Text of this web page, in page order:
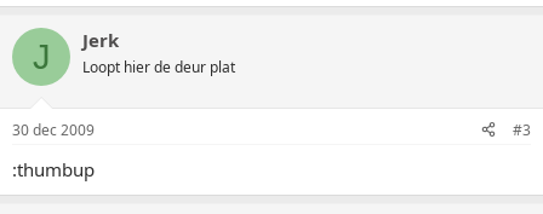
J Jerk
Loopt hier de deur plat
30 dec 2009 #3
:thumbup